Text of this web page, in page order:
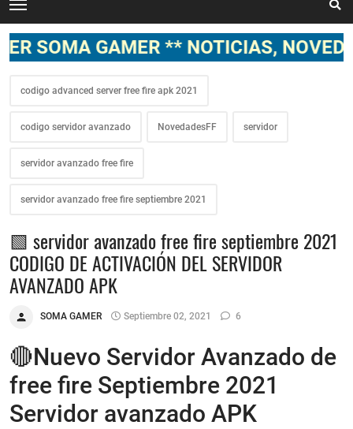
GAMER ** NOTICIAS, NOVEDADES,
codigo advanced server free fire apk 2021
codigo servidor avanzado NovedadesFF servidor
servidor avanzado free fire
servidor avanzado free fire septiembre 2021
🟩 servidor avanzado free fire septiembre 2021
CODIGO DE ACTIVACIÓN DEL SERVIDOR
AVANZADO APK
SOMA GAMER Septiembre 02, 2021 6
🔴Nuevo Servidor Avanzado de
free fire Septiembre 2021
Servidor avanzado APK